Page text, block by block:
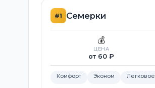
#1 Семерки
💰
ЦЕНА
от 60 ₽
Комфорт Эконом Легковое